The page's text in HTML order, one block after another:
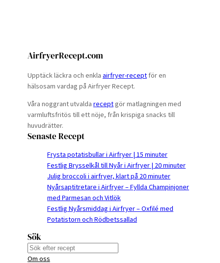
AirfryerRecept.com
Upptäck läckra och enkla airfryer-recept för en
hälsosam vardag på Airfryer Recept.
Våra noggrant utvalda receptgör matlagningen med
varmluftsfritös till ett nöje, från krispiga snacks till
huvudrätter.
Senaste Recept
Frysta potatisbullar i Airfryer | 15 minuter
Festlig Brysselkål till Nyår i Airfryer | 20 minuter
Julig broccoli i airfryer, klart på 20 minuter
Nyårsaptitretare i Airfryer – Fyllda Champinjoner
med Parmesan och Vitlök
Festlig Nyårsmiddag i Airfryer – Oxfilé med
Potatistorn och Rödbetssallad
Sök
S
Om oss